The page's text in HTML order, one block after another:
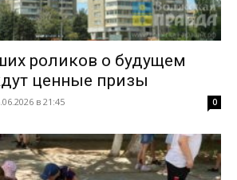
роликов о будущем
ценные призы
в 21:45 0